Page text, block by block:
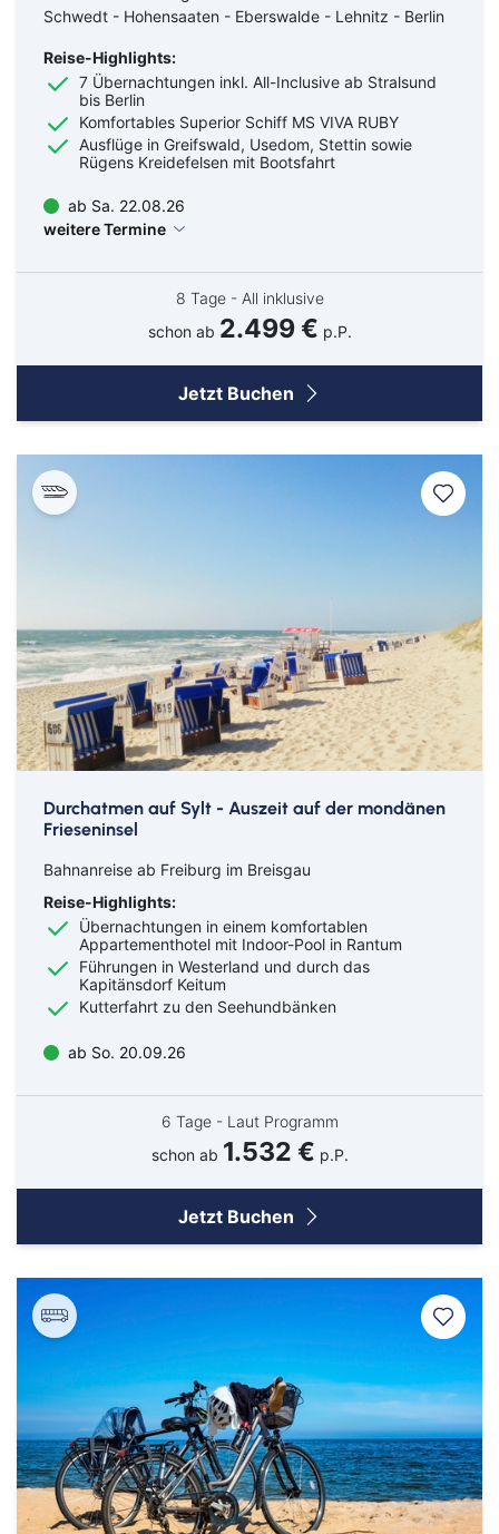
Schwedt - Hohensaaten - Eberswalde - Lehnitz - Berlin
Reise-Highlights:
7 Übernachtungen inkl. All-Inclusive ab Stralsund
bis Berlin
Komfortables Superior Schiff MS VIVA RUBY
Ausflüge in Greifswald, Usedom, Stettin sowie
Rügens Kreidefelsen mit Bootsfahrt
ab Sa. 22.08.26
weitere Termine
8 Tage - All inklusive
schon ab 2.499 € p.P.
Jetzt Buchen
Durchatmen auf Sylt - Auszeit auf der mondänen
Frieseninsel
Bahnanreise ab Freiburg im Breisgau
Reise-Highlights:
Übernachtungen in einem komfortablen
Appartementhotel mit Indoor-Pool in Rantum
Führungen in Westerland und durch das
Kapitänsdorf Keitum
Kutterfahrt zu den Seehundbänken
ab So. 20.09.26
6 Tage - Laut Programm
schon ab 1.532 € p.P.
Jetzt Buchen